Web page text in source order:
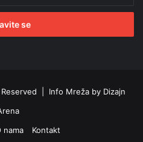
| Info Mreža by Dizajn
nama Kontakt